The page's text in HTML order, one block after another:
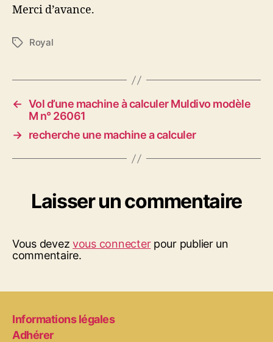
Merci d’avance.
Étiquettes
Royal
← Vol d’une machine à calculer Muldivo modèle
M n° 26061
→ recherche une machine a calculer
Laisser un commentaire
Vous devezvous connecterpour publier un
commentaire.
Informations légales
Adhérer